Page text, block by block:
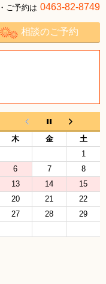
ご予約は 0463-82-8749
相談のご予約
木 金
土
1
6 7
8
13 14
15
20 21
22
27 28
29